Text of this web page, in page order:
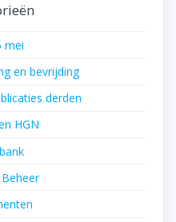
mei
en bevrijding
derden
HGN